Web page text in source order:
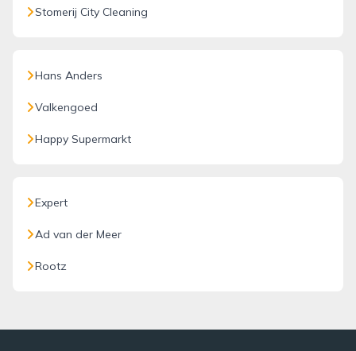
Stomerij City Cleaning
Hans Anders
Valkengoed
Happy Supermarkt
Expert
Ad van der Meer
Rootz